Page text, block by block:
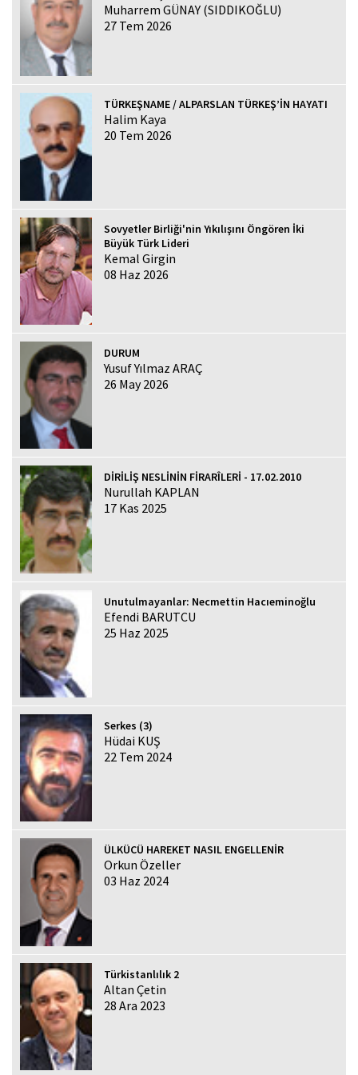
Muharrem GÜNAY (SIDDIKOĞLU)
27 Tem 2026
TÜRKEŞNAME / ALPARSLAN TÜRKEŞ’İN HAYATI
Halim Kaya
20 Tem 2026
Sovyetler Birliği'nin Yıkılışını Öngören İki
Büyük Türk Lideri
Kemal Girgin
08 Haz 2026
DURUM
Yusuf Yılmaz ARAÇ
26 May 2026
DİRİLİŞ NESLİNİN FİRARÎLERİ - 17.02.2010
Nurullah KAPLAN
17 Kas 2025
Unutulmayanlar: Necmettin Hacıeminoğlu
Efendi BARUTCU
25 Haz 2025
Serkes (3)
Hüdai KUŞ
22 Tem 2024
ÜLKÜCÜ HAREKET NASIL ENGELLENİR
Orkun Özeller
03 Haz 2024
Türkistanlılık 2
Altan Çetin
28 Ara 2023